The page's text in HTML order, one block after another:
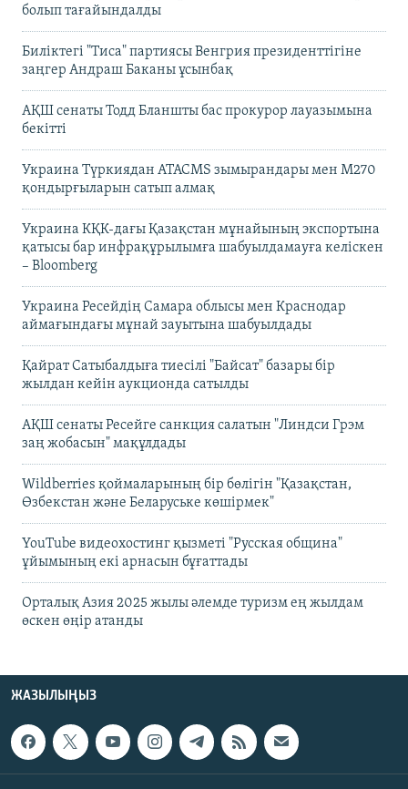
болып тағайындалды
Биліктегі "Тиса" партиясы Венгрия президенттігіне
заңгер Андраш Баканы ұсынбақ
АҚШ сенаты Тодд Бланшты бас прокурор лауазымына
бекітті
Украина Түркиядан ATACMS зымырандары мен M270
қондырғыларын сатып алмақ
Украина КҚК-дағы Қазақстан мұнайының экспортына
қатысы бар инфрақұрылымға шабуылдамауға келіскен
– Bloomberg
Украина Ресейдің Самара облысы мен Краснодар
аймағындағы мұнай зауытына шабуылдады
Қайрат Сатыбалдыға тиесілі "Байсат" базары бір
жылдан кейін аукционда сатылды
АҚШ сенаты Ресейге санкция салатын "Линдси Грэм
заң жобасын" мақұлдады
Wildberries қоймаларының бір бөлігін "Қазақстан,
Өзбекстан және Беларуське көшірмек"
YouTube видеохостинг қызметі "Русская община"
ұйымының екі арнасын бұғаттады
Орталық Азия 2025 жылы әлемде туризм ең жылдам
өскен өңір атанды
ЖАЗЫЛЫҢЫЗ